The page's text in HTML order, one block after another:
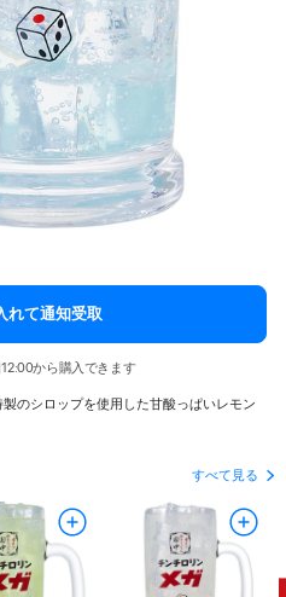
れて通知受取
から購入できます
のシロップを使用した甘酸っぱいレモン
すべて見る